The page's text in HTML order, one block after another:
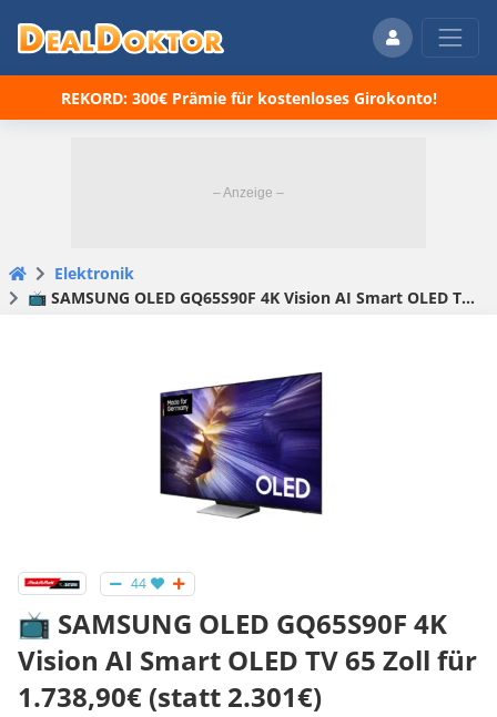
REKORD: 300€ Prämie für kostenloses Girokonto!
Elektronik
📺 SAMSUNG OLED GQ65S90F 4K Vision AI Smart OLED TV 65 Zoll für 1.738,90€ (statt 2.301€)
44
📺 SAMSUNG OLED GQ65S90F 4K
Vision AI Smart OLED TV 65 Zoll für
1.738,90€ (statt 2.301€)